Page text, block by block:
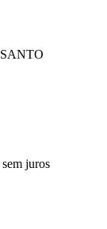
sem juros